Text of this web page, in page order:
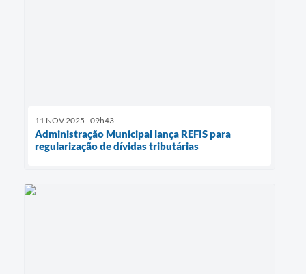
11 NOV 2025 - 09h43
Administração Municipal lança REFIS para
regularização de dívidas tributárias